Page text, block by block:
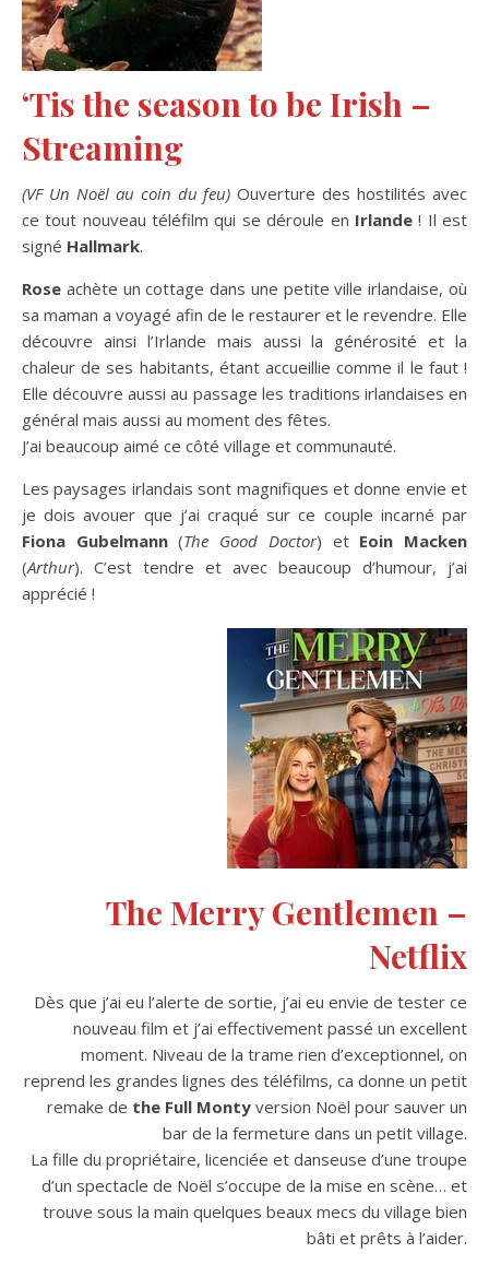
‘Tis the season to be Irish –
Streaming
(VF Un Noël au coin du feu) Ouverture des hostilités avec
ce tout nouveau téléfilm qui se déroule en Irlande! Il est
signé Hallmark.
Rose achète un cottage dans une petite ville irlandaise, où
sa maman a voyagé afin de le restaurer et le revendre. Elle
découvre ainsi l’Irlande mais aussi la générosité et la
chaleur de ses habitants, étant accueillie comme il le faut !
Elle découvre aussi au passage les traditions irlandaises en
général mais aussi au moment des fêtes.
J’ai beaucoup aimé ce côté village et communauté.
Les paysages irlandais sont magnifiques et donne envie et
je dois avouer que j’ai craqué sur ce couple incarné par
Fiona Gubelmann(The Good Doctor) et Eoin Macken
(Arthur). C’est tendre et avec beaucoup d’humour, j’ai
apprécié !
The Merry Gentlemen –
Netflix
Dès que j’ai eu l’alerte de sortie, j’ai eu envie de tester ce
nouveau film et j’ai effectivement passé un excellent
moment. Niveau de la trame rien d’exceptionnel, on
reprend les grandes lignes des téléfilms, ca donne un petit
remake de the Full Monty version Noël pour sauver un
bar de la fermeture dans un petit village.
La fille du propriétaire, licenciée et danseuse d’une troupe
d’un spectacle de Noël s’occupe de la mise en scène… et
trouve sous la main quelques beaux mecs du village bien
bâti et prêts à l’aider.